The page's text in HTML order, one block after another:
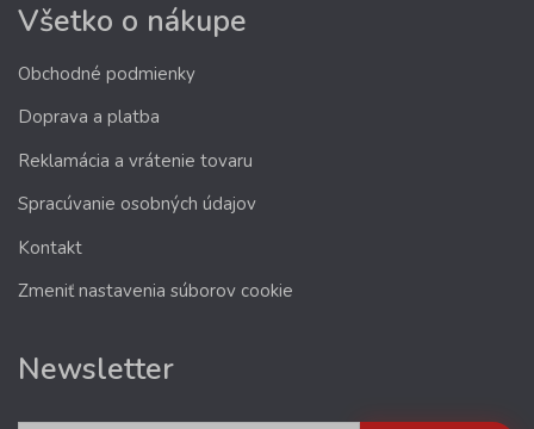
Všetko o nákupe
Obchodné podmienky
Doprava a platba
Reklamácia a vrátenie tovaru
Spracúvanie osobných údajov
Kontakt
Zmeniť nastavenia súborov cookie
Newsletter